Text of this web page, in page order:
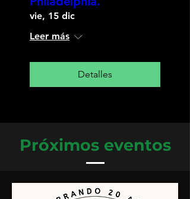
vie, 15 dic
Leer más
Detalles
Próximos eventos